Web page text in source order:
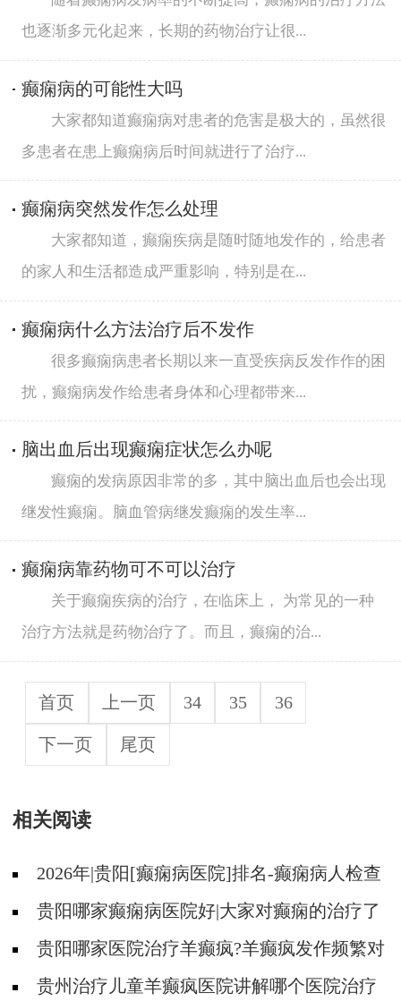
也逐渐多元化起来，长期的药物治疗让很...
癫痫病的可能性大吗
大家都知道癫痫病对患者的危害是极大的，虽然很
多患者在患上癫痫病后时间就进行了治疗...
癫痫病突然发作怎么处理
大家都知道，癫痫疾病是随时随地发作的，给患者
的家人和生活都造成严重影响，特别是在...
癫痫病什么方法治疗后不发作
很多癫痫病患者长期以来一直受疾病反发作作的困
扰，癫痫病发作给患者身体和心理都带来...
脑出血后出现癫痫症状怎么办呢
癫痫的发病原因非常的多，其中脑出血后也会出现
继发性癫痫。脑血管病继发癫痫的发生率...
癫痫病靠药物可不可以治疗
关于癫痫疾病的治疗，在临床上， 为常见的一种
治疗方法就是药物治疗了。而且，癫痫的治...
首页 上一页 34 35 36
下一页 尾页
相关阅读
2026年|贵阳[癫痫病医院]排名-癫痫病人检查
对身体有影响吗?
贵阳哪家癫痫病医院好|大家对癫痫的治疗了
解吗?贵阳哪家医院治疗羊癫疯?羊癫疯发作频繁对
身体有什么危害?
贵州治疗儿童羊癫疯医院讲解哪个医院治疗